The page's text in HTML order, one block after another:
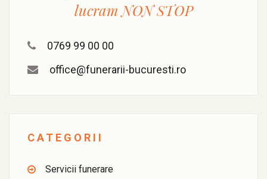
lucramNON STOP
0769 99 00 00
office@funerarii-bucuresti.ro
CATEGORII
Servicii funerare